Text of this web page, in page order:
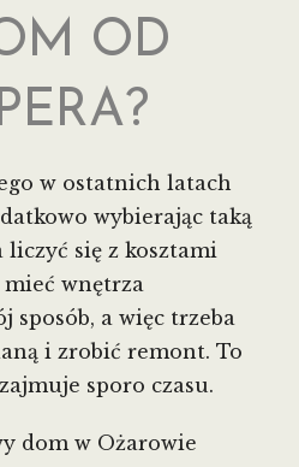
OD
w ostatnich latach
wybierając taką
się z kosztami
wnętrza
sposób, a więc trzeba
i zrobić remont. To
sporo czasu.
dom w Ożarowie